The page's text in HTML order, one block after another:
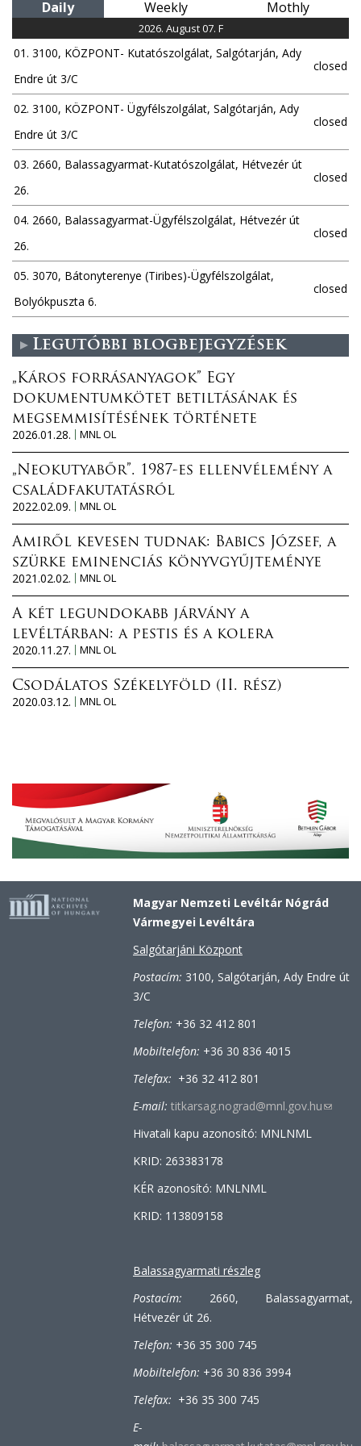
Daily Weekly Mothly
2026. August 07. F
01. 3100, KÖZPONT- Kutatószolgálat, Salgótarján, Ady
Endre út 3/C
closed
02. 3100, KÖZPONT- Ügyfélszolgálat, Salgótarján, Ady
Endre út 3/C
closed
03. 2660, Balassagyarmat-Kutatószolgálat, Hétvezér út
26.
closed
04. 2660, Balassagyarmat-Ügyfélszolgálat, Hétvezér út
26.
closed
05. 3070, Bátonyterenye (Tiribes)-Ügyfélszolgálat,
Bolyókpuszta 6.
closed
Legutóbbi blogbejegyzések
„Káros forrásanyagok” Egy
dokumentumkötet betiltásának és
megsemmisítésének története
2026.01.28.
MNL OL
„Neokutyabőr”. 1987-es ellenvélemény a
családfakutatásról
2022.02.09.
MNL OL
Amiről kevesen tudnak: Babics József, a
szürke eminenciás könyvgyűjteménye
2021.02.02.
MNL OL
A két legundokabb járvány a
levéltárban: a pestis és a kolera
2020.11.27.
MNL OL
Csodálatos Székelyföld (II. rész)
2020.03.12.
MNL OL
Magyar Nemzeti Levéltár Nógrád
Vármegyei Levéltára
Salgótarjáni Központ
Postacím: 3100, Salgótarján, Ady Endre út
3/C
Telefon: +36 32 412 801
Mobiltelefon: +36 30 836 4015
Telefax: +36 32 412 801
E-mail: titkarsag.nograd@mnl.gov.hu(link
Hivatali kapu azonosító: MNLNML
KRID: 263383178
KÉR azonosító: MNLNML
KRID: 113809158
Balassagyarmati részleg
Postacím: 2660, Balassagyarmat,
Hétvezér út 26.
Telefon: +36 35 300 745
Mobiltelefon: +36 30 836 3994
Telefax: +36 35 300 745
E-